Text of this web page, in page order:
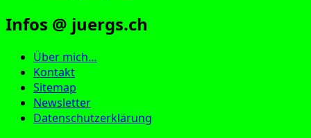
Infos @ juergs.ch
Über mich…
Kontakt
Sitemap
Newsletter
Datenschutzerklärung